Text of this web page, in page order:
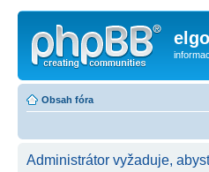
Obsah fóra
Administrátor vyžaduje,